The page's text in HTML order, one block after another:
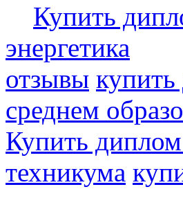
Купить
энергетика
отзывы
среднем
Купить
техникума